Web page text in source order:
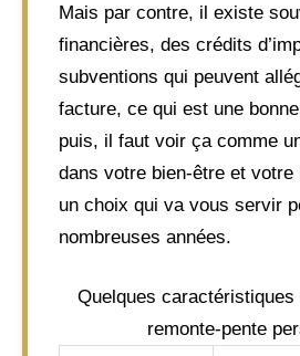
Mais par contre, il existe
financières, des crédits
subventions qui peuvent
facture, ce qui est une
puis, il faut voir ça comme
dans votre bien-être et votre
un choix qui va vous servir
nombreuses années.
Quelques caractéristiques
remonte-pente